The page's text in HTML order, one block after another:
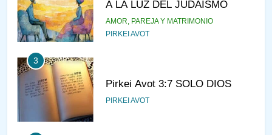
Pirkei Avot 3:7 SOLO DIOS
PIRKEI AVOT
4
LA LEY JUDIA DE ATRACCIÓN
PIRKEI AVOT